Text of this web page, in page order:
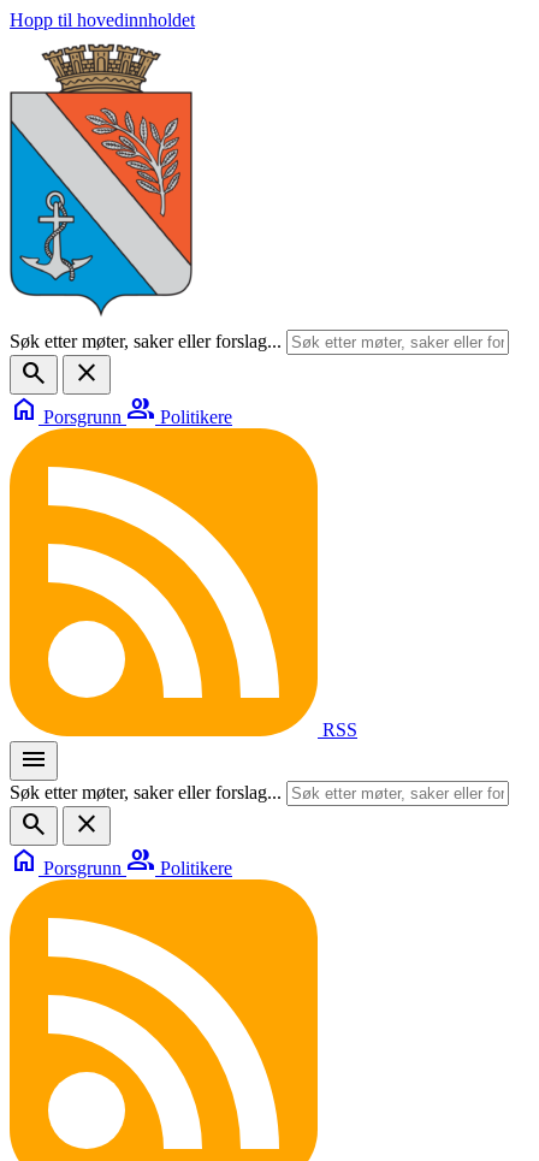
Hopp til hovedinnholdet
Søk etter møter, saker eller forslag...
search
close
home Porsgrunn group Politikere
RSS
menu
Søk etter møter, saker eller forslag...
search
close
home Porsgrunn group Politikere